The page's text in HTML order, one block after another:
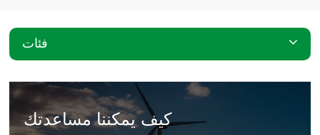
فئات
كيف يمكننا مساعدتك